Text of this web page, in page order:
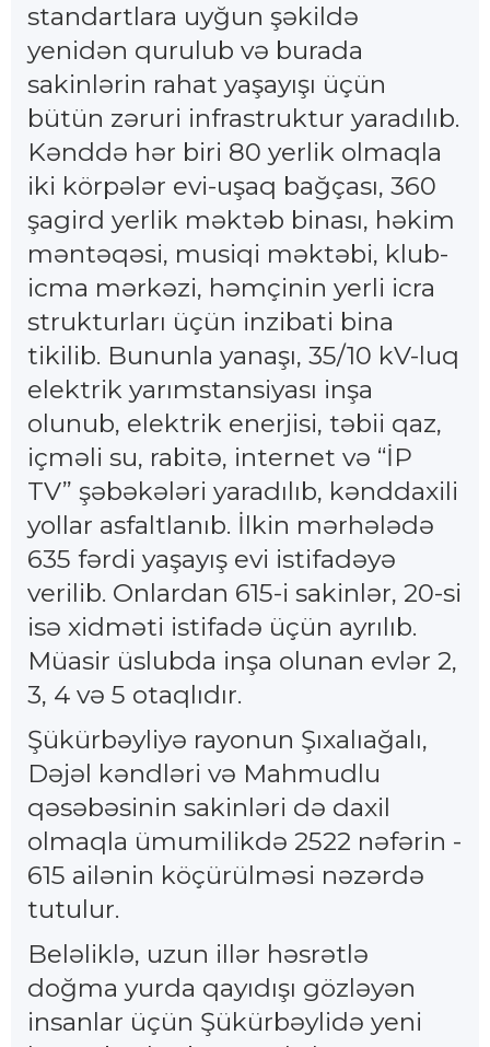
standartlara uyğun şəkildə
yenidən qurulub və burada
sakinlərin rahat yaşayışı üçün
bütün zəruri infrastruktur yaradılıb.
Kənddə hər biri 80 yerlik olmaqla
iki körpələr evi-uşaq bağçası, 360
şagird yerlik məktəb binası, həkim
məntəqəsi, musiqi məktəbi, klub-
icma mərkəzi, həmçinin yerli icra
strukturları üçün inzibati bina
tikilib. Bununla yanaşı, 35/10 kV-luq
elektrik yarımstansiyası inşa
olunub, elektrik enerjisi, təbii qaz,
içməli su, rabitə, internet və “İP
TV” şəbəkələri yaradılıb, kənddaxili
yollar asfaltlanıb. İlkin mərhələdə
635 fərdi yaşayış evi istifadəyə
verilib. Onlardan 615-i sakinlər, 20-si
isə xidməti istifadə üçün ayrılıb.
Müasir üslubda inşa olunan evlər 2,
3, 4 və 5 otaqlıdır.
Şükürbəyliyə rayonun Şıxalıağalı,
Dəjəl kəndləri və Mahmudlu
qəsəbəsinin sakinləri də daxil
olmaqla ümumilikdə 2522 nəfərin -
615 ailənin köçürülməsi nəzərdə
tutulur.
Beləliklə, uzun illər həsrətlə
doğma yurda qayıdışı gözləyən
insanlar üçün Şükürbəylidə yeni